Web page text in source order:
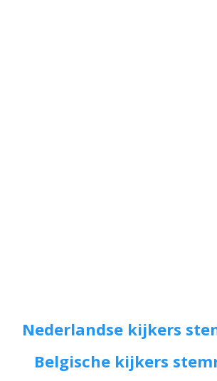
Nederlandse kijkers
Belgische kijkers